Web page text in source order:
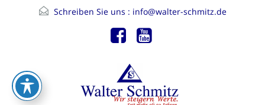
Schreiben Sie uns : info@walter-schmitz.de